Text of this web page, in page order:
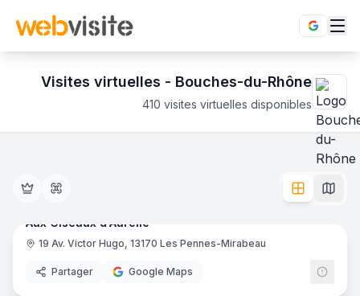
Visites virtuelles - Bouches-du-Rhône
410 visites virtuelles disponibles
Établissements en visite virtuelle 360° dans le département
Découvrez le Bouches-du-Rhône en immersion totale
Salon de coiffure
Ajout récent 5
Aux Ciseaux d'Aurelie
19 Av. Victor Hugo, 13170 Les Pennes-Mirabeau
Partager Google Maps
12